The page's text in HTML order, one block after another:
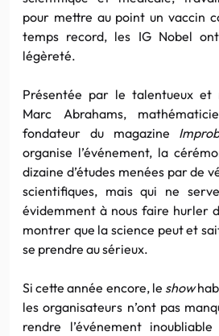
pour mettre au point un vaccin
temps record, les IG Nobel
légèreté.
Présentée par le talentueux et
Marc Abrahams,
fondateur du magazine
organise l’événement, la
dizaine d’études menées par de
scientifiques, mais qui ne
évidemment à nous faire hurler
montrer que la science peut et
se prendre au sérieux.
Si cette année encore, le show
les organisateurs n’ont pas
rendre l’événement